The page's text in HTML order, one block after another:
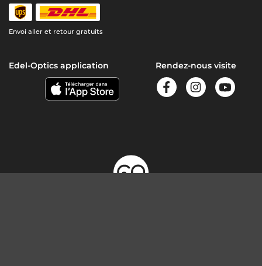
Envoi aller et retour gratuits
Edel-Optics application Rendez-nous visite